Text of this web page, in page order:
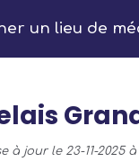
un lieu de
à jour le 23-11-2025 à